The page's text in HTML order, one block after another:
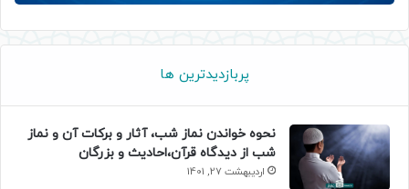
پربازدیدترین ها
نحوه خواندن نماز شب، آثار و برکات آن و نماز
شب از دیدگاه قرآن،احادیث و بزرگان
اردیبهشت 27, 1401